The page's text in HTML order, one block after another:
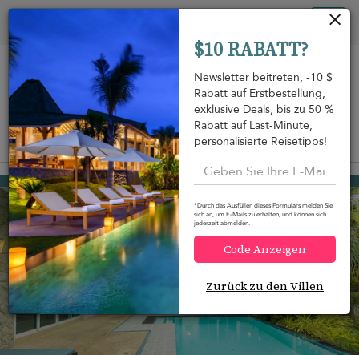
Auf der Karte anzeigen
Bang Tao beach von214 USD
$10 RABATT?
Newsletter beitreten, -10 $
Rabatt auf Erstbestellung,
exklusive Deals, bis zu 50 %
Rabatt auf Last-Minute,
personalisierte Reisetipps!
*Durch das Ausfüllen dieses Formulars melden Sie
sich an, um E-Mails zu erhalten, und können sich
jederzeit abmelden.
Code Anzeigen
Zurück zu den Villen
Cookie-Einstellungen